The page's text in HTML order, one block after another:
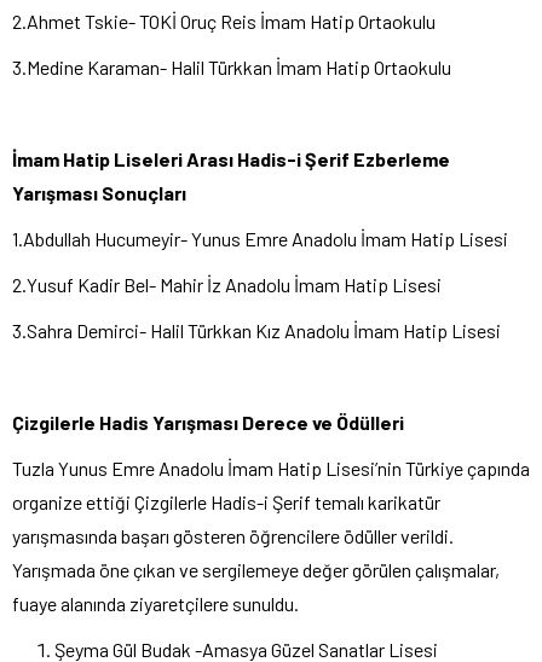
2.Ahmet Tskie- TOKİ Oruç Reis İmam Hatip Ortaokulu
3.Medine Karaman- Halil Türkkan İmam Hatip Ortaokulu
İmam Hatip Liseleri Arası Hadis-i Şerif Ezberleme
Yarışması Sonuçları
1.Abdullah Hucumeyir- Yunus Emre Anadolu İmam Hatip Lisesi
2.Yusuf Kadir Bel- Mahir İz Anadolu İmam Hatip Lisesi
3.Sahra Demirci- Halil Türkkan Kız Anadolu İmam Hatip Lisesi
Çizgilerle Hadis Yarışması Derece ve Ödülleri
Tuzla Yunus Emre Anadolu İmam Hatip Lisesi’nin Türkiye çapında
organize ettiği Çizgilerle Hadis-i Şerif temalı karikatür
yarışmasında başarı gösteren öğrencilere ödüller verildi.
Yarışmada öne çıkan ve sergilemeye değer görülen çalışmalar,
fuaye alanında ziyaretçilere sunuldu.
Şeyma Gül Budak -Amasya Güzel Sanatlar Lisesi